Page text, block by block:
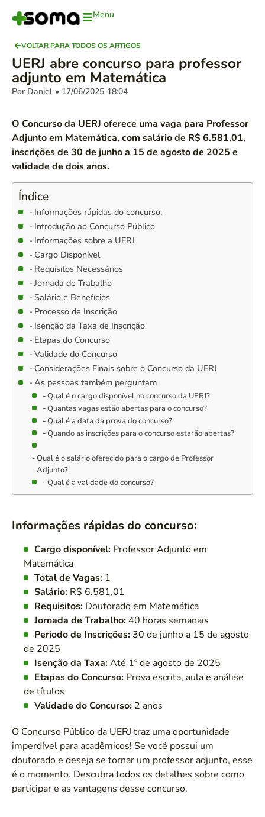
Menu
VOLTAR PARA TODOS OS ARTIGOS
UERJ abre concurso para professor
adjunto em Matemática
Por Daniel • 17/06/2025 18:04
O Concurso da UERJ oferece uma vaga para Professor
Adjunto em Matemática, com salário de R$ 6.581,01,
inscrições de 30 de junho a 15 de agosto de 2025 e
validade de dois anos.
Índice
Informações rápidas do concurso:
Introdução ao Concurso Público
Informações sobre a UERJ
Cargo Disponível
Requisitos Necessários
Jornada de Trabalho
Salário e Benefícios
Processo de Inscrição
Isenção da Taxa de Inscrição
Etapas do Concurso
Validade do Concurso
Considerações Finais sobre o Concurso da UERJ
As pessoas também perguntam
Qual é o cargo disponível no concurso da UERJ?
Quantas vagas estão abertas para o concurso?
Qual é a data da prova do concurso?
Quando as inscrições para o concurso estarão abertas?
Qual é o salário oferecido para o cargo de Professor
Adjunto?
Qual é a validade do concurso?
Informações rápidas do concurso:
Cargo disponível: Professor Adjunto em
Matemática
Total de Vagas: 1
Salário: R$ 6.581,01
Requisitos: Doutorado em Matemática
Jornada de Trabalho:40 horas semanais
Período de Inscrições: 30 de junho a 15 de agosto
de 2025
Isenção da Taxa:Até 1º de agosto de 2025
Etapas do Concurso: Prova escrita, aula e análise
de títulos
Validade do Concurso: 2 anos
O Concurso Público da UERJ traz uma oportunidade
imperdível para acadêmicos! Se você possui um
doutorado e deseja se tornar um professor adjunto, esse
é o momento. Descubra todos os detalhes sobre como
participar e as vantagens desse concurso.